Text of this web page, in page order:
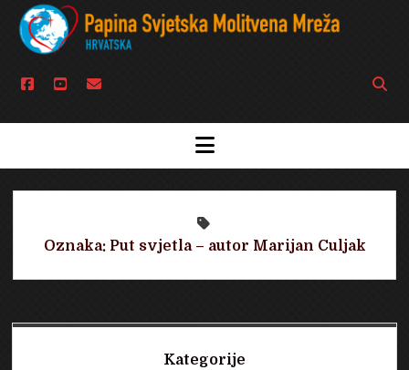
facebook
youtubeemail
Open
bar
open
menu
Oznaka: Put svjetla – autor Marijan Culjak
Kategorije